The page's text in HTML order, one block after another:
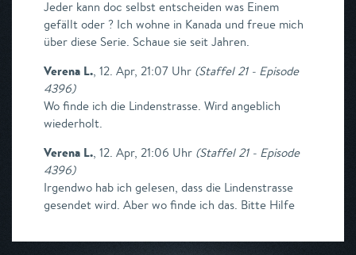
Jeder kann doc selbst entscheiden was Einem
gefällt oder ? Ich wohne in Kanada und freue mich
über diese Serie. Schaue sie seit Jahren.
Verena L., 12. Apr, 21:07 Uhr (Staffel 21 - Episode
4396)
Wo finde ich die Lindenstrasse. Wird angeblich
wiederholt.
Verena L., 12. Apr, 21:06 Uhr (Staffel 21 - Episode
4396)
Irgendwo hab ich gelesen, dass die Lindenstrasse
gesendet wird. Aber wo finde ich das. Bitte Hilfe